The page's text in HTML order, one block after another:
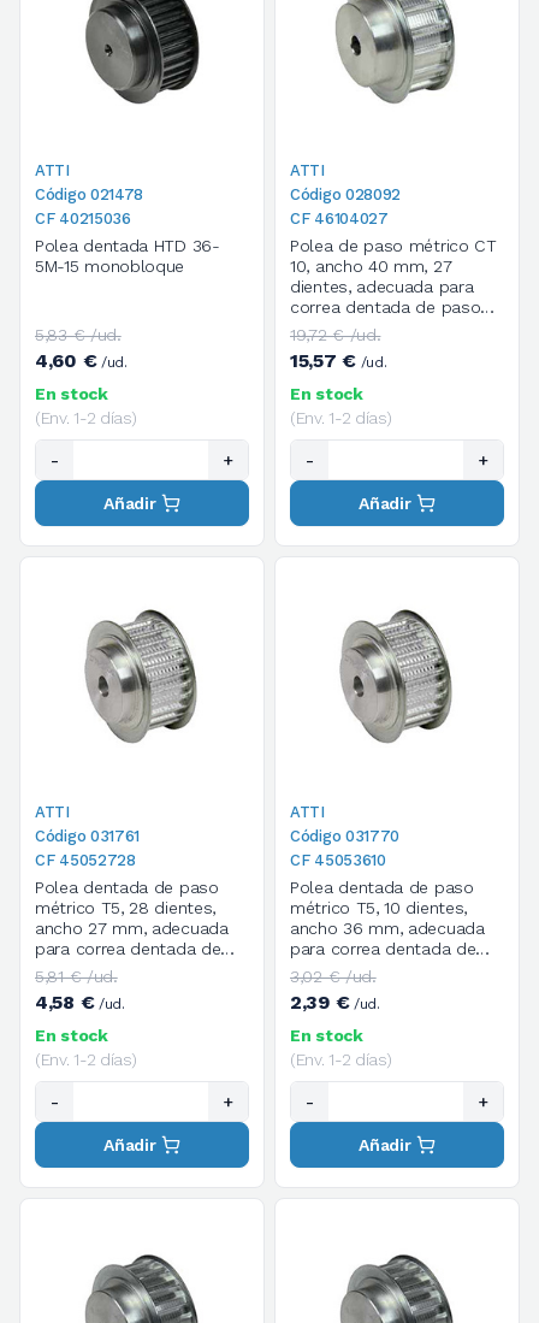
ATTI
Código 021478
CF 40215036
Polea dentada HTD 36-
5M-15 monobloque
5,83 € /ud.
4,60 €/ud.
En stock
(Env. 1-2 días)
- +
Añadir
ATTI
Código 028092
CF 46104027
Polea de paso métrico CT
10, ancho 40 mm, 27
dientes, adecuada para
correa dentada de paso
métrico AT de ancho 25
mm
19,72 € /ud.
15,57 €/ud.
En stock
(Env. 1-2 días)
- +
Añadir
ATTI
Código 031761
CF 45052728
Polea dentada de paso
métrico T5, 28 dientes,
ancho 27 mm, adecuada
para correa dentada de
paso métrico T de ancho
16 mm
5,81 € /ud.
4,58 €/ud.
En stock
(Env. 1-2 días)
- +
Añadir
ATTI
Código 031770
CF 45053610
Polea dentada de paso
métrico T5, 10 dientes,
ancho 36 mm, adecuada
para correa dentada de
paso métrico T de ancho
25 mm
3,02 € /ud.
2,39 €/ud.
En stock
(Env. 1-2 días)
- +
Añadir